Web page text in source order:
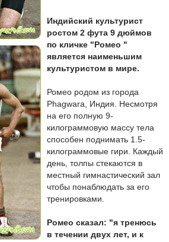
Индийский культурист
ростом 2 фута 9 дюймов
по кличке "Ромео "
является наименьшим
культуристом в мире.
Ромео родом из города
Phagwara, Индия. Несмотря
на его полную 9-
килограммовую массу тела
способен поднимать 1.5-
килограммовые гири. Каждый
день, толпы стекаются в
местный гимнастический зал
чтобы понаблюдать за его
тренировками.
Ромео сказал: "я тренюсь
в течении двух лет, и к